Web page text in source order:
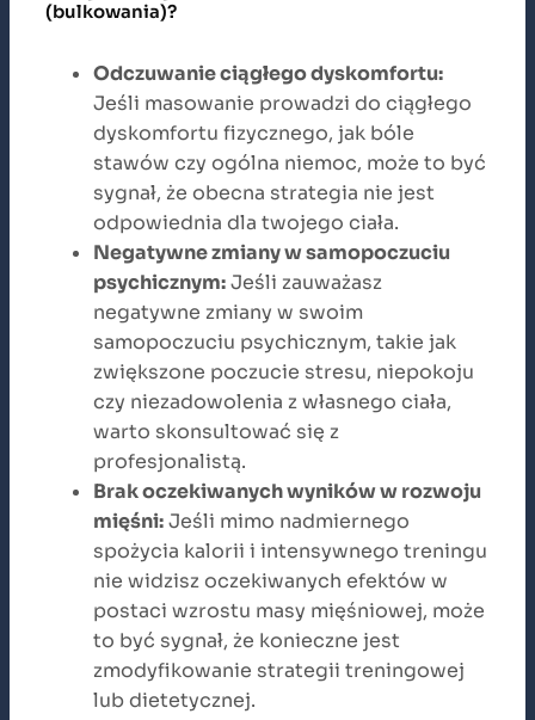
(bulkowania)?
Odczuwanie ciągłego dyskomfortu:
Jeśli masowanie prowadzi do ciągłego
dyskomfortu fizycznego, jak bóle
stawów czy ogólna niemoc, może to być
sygnał, że obecna strategia nie jest
odpowiednia dla twojego ciała.
Negatywne zmiany w samopoczuciu
psychicznym:Jeśli zauważasz
negatywne zmiany w swoim
samopoczuciu psychicznym, takie jak
zwiększone poczucie stresu, niepokoju
czy niezadowolenia z własnego ciała,
warto skonsultować się z
profesjonalistą.
Brak oczekiwanych wyników w rozwoju
mięśni:Jeśli mimo nadmiernego
spożycia kalorii i intensywnego treningu
nie widzisz oczekiwanych efektów w
postaci wzrostu masy mięśniowej, może
to być sygnał, że konieczne jest
zmodyfikowanie strategii treningowej
lub dietetycznej.